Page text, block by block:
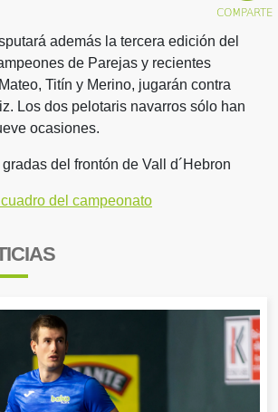
además la tercera edición del
de Parejas y recientes
Titín y Merino, jugarán contra
Los dos pelotaris navarros sólo han
ocasiones.
del frontón de Vall d´Hebron
del campeonato